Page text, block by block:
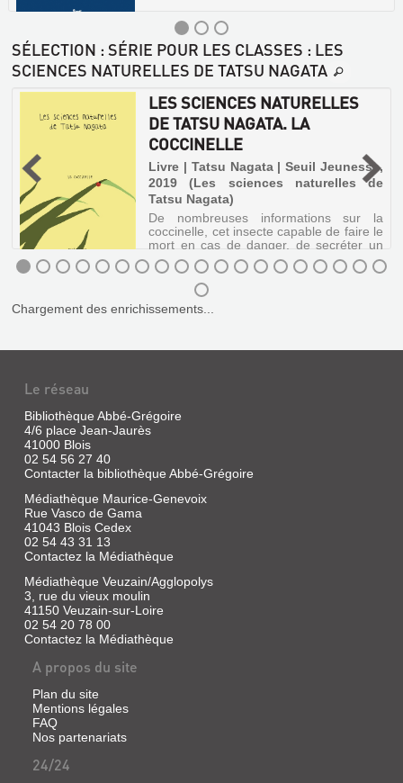
LES
SCIENCES
NATURELLES
DE
TATSU
NAGATA.
LA
BALEINE
Livre
|
Nagata
jeunesse,
En
phrases,
les
caractéristiques
de
la
sont
données,
illustrées
d'images
propres
à
la
culture
japonaise.
LES
SCIENCES
NATURELLES
DE
TATSU
NAGATA.
SÉLECTION : SÉRIE POUR LES CLASSES : LES
SCIENCES NATURELLES DE TATSU NAGATA
LES SCIENCES NATURELLES
DE TATSU NAGATA. LA
COCCINELLE
Livre | Tatsu Nagata | Seuil Jeunesse,
2019 (Les sciences naturelles de
Tatsu Nagata)
De nombreuses informations sur la
coccinelle, cet insecte capable de faire le
mort en cas de danger, de secréter un
liquide odorant pour faire fuir les
prédateurs ou encore de dévorer 300
pucerons par jour. ©Electre 2019
SCIENCES
TATSU
LA
COCCINELLE
Livre
Tatsu
Nagata
|
Seuil
Jeunesse,
2019
(Les
sciences
naturelles
de
Tatsu
Nagata)
De
nombreuses
informations
sur
coccinelle,
Chargement des enrichissements...
Le réseau
Bibliothèque Abbé-Grégoire
4/6 place Jean-Jaurès
41000 Blois
02 54 56 27 40
Contacter la bibliothèque Abbé-Grégoire
Médiathèque Maurice-Genevoix
Rue Vasco de Gama
41043 Blois Cedex
02 54 43 31 13
Contactez la Médiathèque
Médiathèque Veuzain/Agglopolys
3, rue du vieux moulin
41150 Veuzain-sur-Loire
02 54 20 78 00
Contactez la Médiathèque
A propos du site
Plan du site
Mentions légales
FAQ
Nos partenariats
24/24